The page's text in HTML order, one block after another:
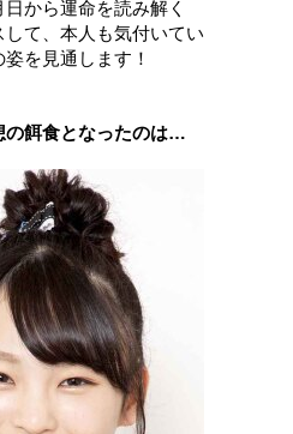
から運命を読み解く
して、本人も気付いてい
を見通します！
の餌食となったのは…